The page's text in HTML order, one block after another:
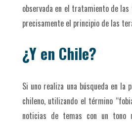
observada en el tratamiento de las
precisamente el principio de las
¿Y en Chile?
Si uno realiza una búsqueda en la
chileno, utilizando el término
noticias de temas con un tono